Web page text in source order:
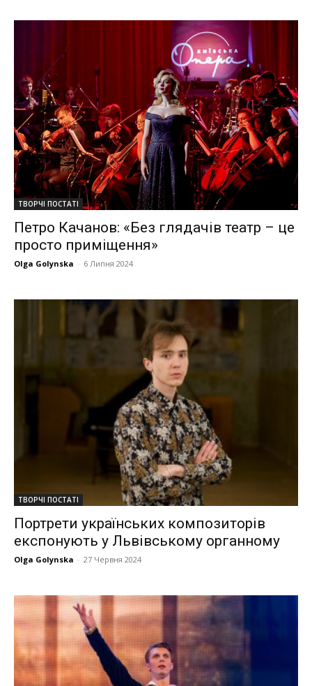
ТВОРЧІ ПОСТАТІ
Петро Качанов: «Без глядачів театр – це
просто приміщення»
Olga Golynska - 6 Липня 2024
ТВОРЧІ ПОСТАТІ
Портрети українських композиторів
експонують у Львівському органному
Olga Golynska - 27 Червня 2024